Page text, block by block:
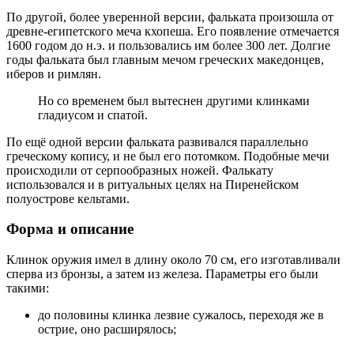
По другой, более уверенной версии, фальката произошла от
древне-египетского меча кхопеша. Его появление отмечается
1600 годом до н.э. и пользовались им более 300 лет. Долгие
годы фальката был главным мечом греческих македонцев,
иберов и римлян.
Но со временем был вытеснен другими клинками
гладиусом и спатой.
По ещё одной версии фальката развивался параллельно
греческому копису, и не был его потомком. Подобные мечи
происходили от серпообразных ножей. Фалькату
использовался и в ритуальных целях на Пиренейском
полуострове кельтами.
Форма и описание
Клинок оружия имел в длину около 70 см, его изготавливали
сперва из бронзы, а затем из железа. Параметры его были
такими:
до половины клинка лезвие сужалось, переходя же в
острие, оно расширялось;